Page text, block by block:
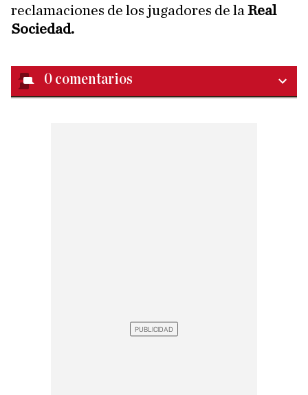
reclamaciones de los jugadores de la Real
Sociedad.
0 comentarios